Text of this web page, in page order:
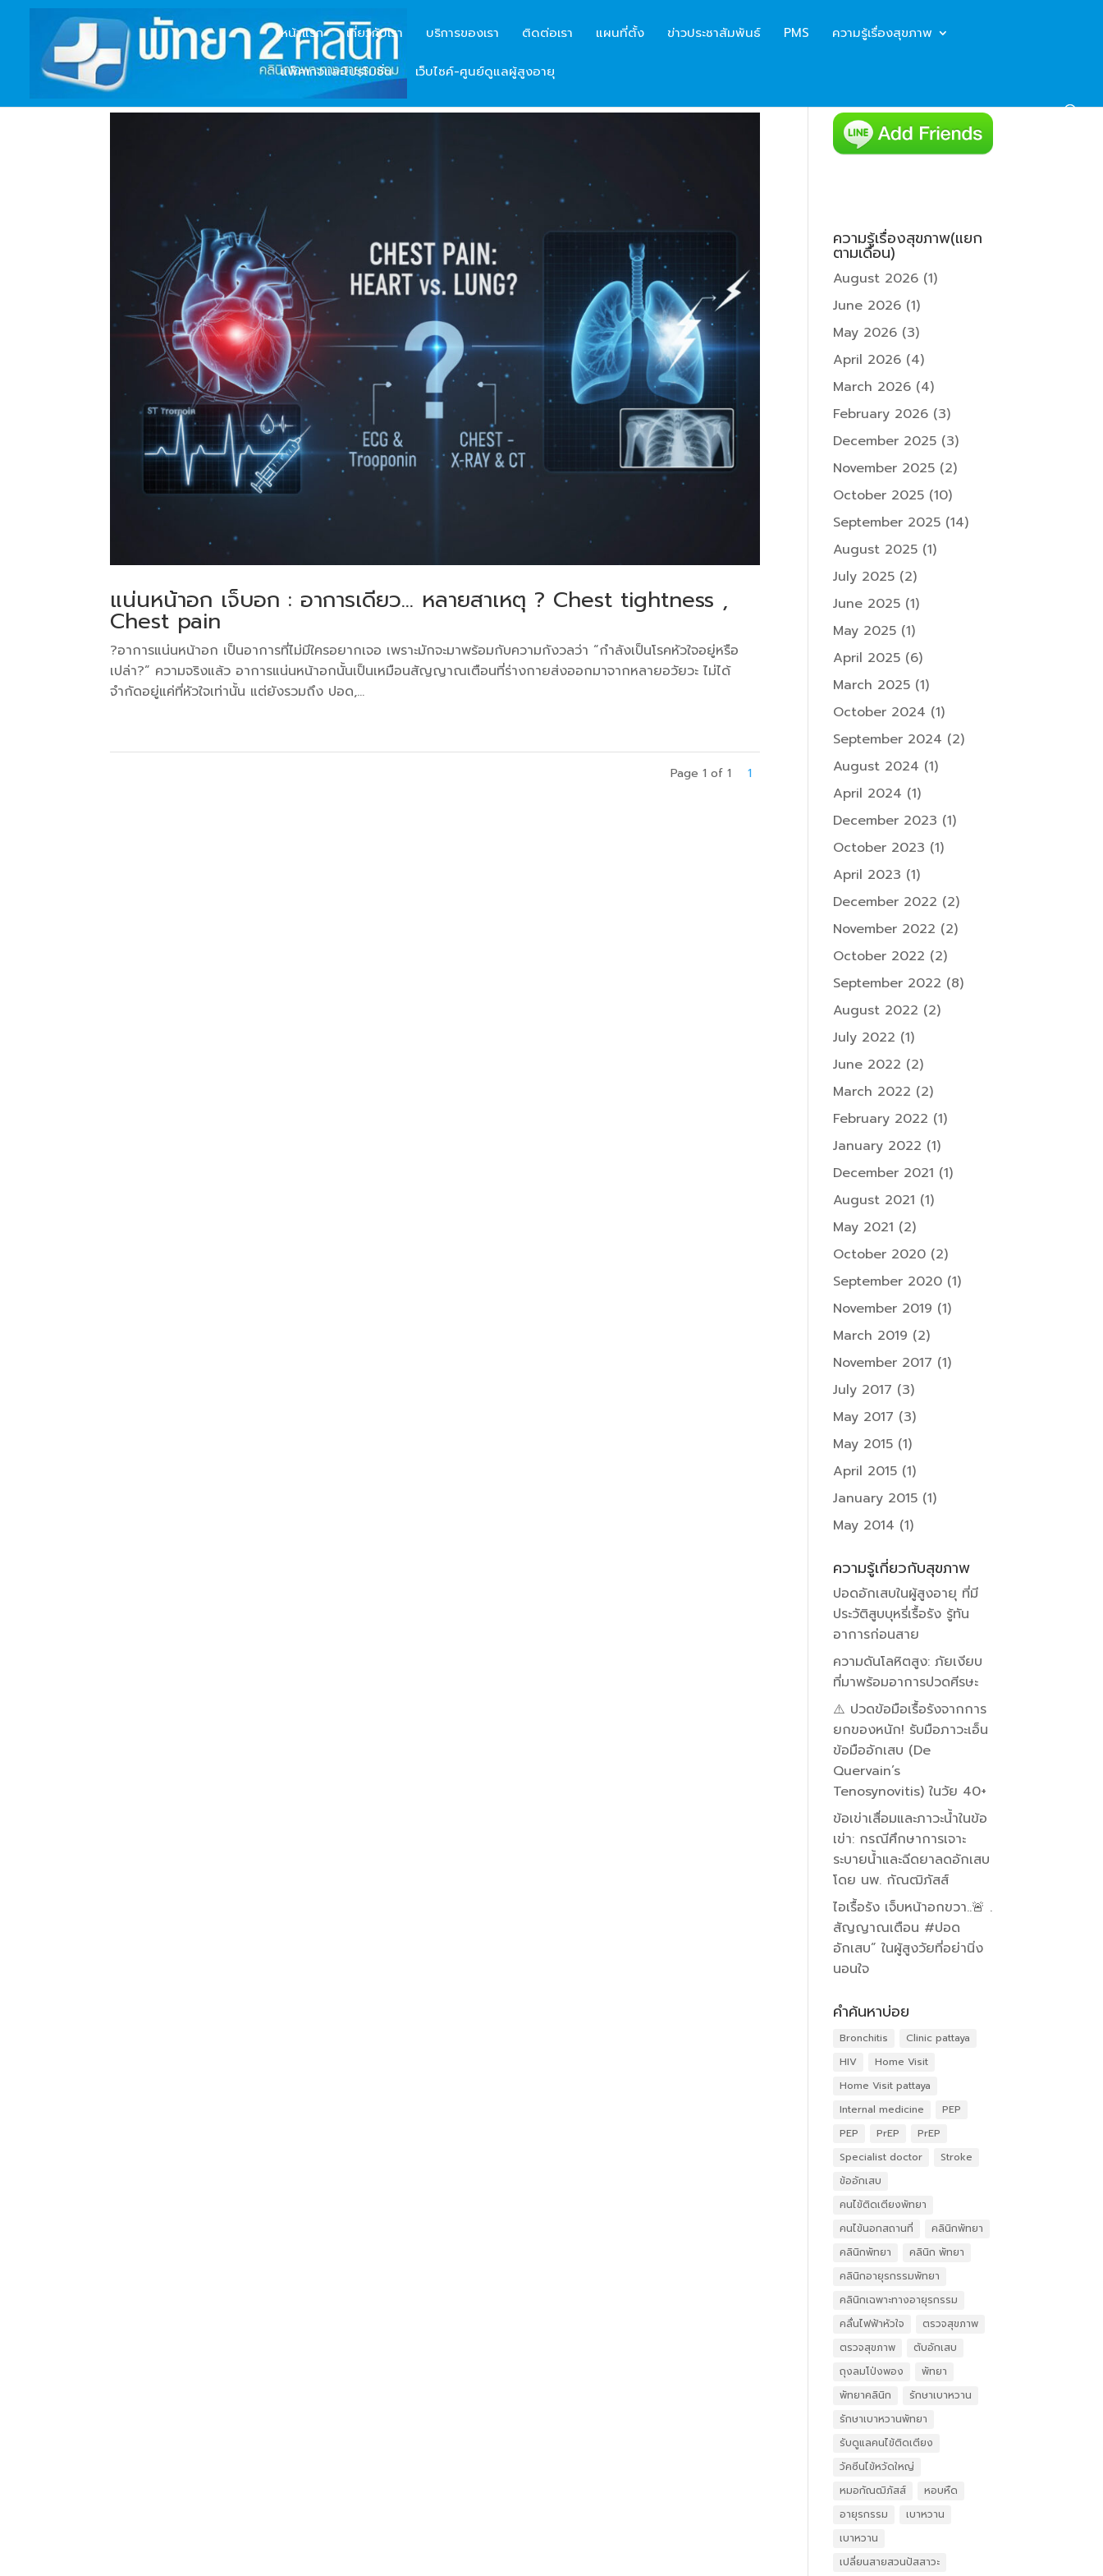
หน้าแรก เกี่ยวกับเรา บริการของเรา ติดต่อเรา แผนที่ตั้ง ข่าวประชาสัมพันธ์ PMS ความรู้เรื่องสุขภาพ
แพ็คเกจและโปรโมชั่น เว็บไซค์-ศูนย์ดูแลผู้สูงอายุ
แน่นหน้าอก เจ็บอก : อาการเดียว… หลายสาเหตุ ? Chest tightness ,
Chest pain
?อาการแน่นหน้าอก เป็นอาการที่ไม่มีใครอยากเจอ เพราะมักจะมาพร้อมกับความกังวลว่า “กำลังเป็นโรคหัวใจอยู่หรือ
เปล่า?” ความจริงแล้ว อาการแน่นหน้าอกนั้นเป็นเหมือนสัญญาณเตือนที่ร่างกายส่งออกมาจากหลายอวัยวะ ไม่ได้
จำกัดอยู่แค่ที่หัวใจเท่านั้น แต่ยังรวมถึง ปอด,...
Page 1 of 1 1
ความรู้เรื่องสุขภาพ(แยก
ตามเดือน)
August 2026 (1)
June 2026 (1)
May 2026 (3)
April 2026 (4)
March 2026 (4)
February 2026 (3)
December 2025 (3)
November 2025 (2)
October 2025 (10)
September 2025 (14)
August 2025 (1)
July 2025 (2)
June 2025 (1)
May 2025 (1)
April 2025 (6)
March 2025 (1)
October 2024 (1)
September 2024 (2)
August 2024 (1)
April 2024 (1)
December 2023 (1)
October 2023 (1)
April 2023 (1)
December 2022 (2)
November 2022 (2)
October 2022 (2)
September 2022 (8)
August 2022 (2)
July 2022 (1)
June 2022 (2)
March 2022 (2)
February 2022 (1)
January 2022 (1)
December 2021 (1)
August 2021 (1)
May 2021 (2)
October 2020 (2)
September 2020 (1)
November 2019 (1)
March 2019 (2)
November 2017 (1)
July 2017 (3)
May 2017 (3)
May 2015 (1)
April 2015 (1)
January 2015 (1)
May 2014 (1)
ความรู้เกี่ยวกับสุขภาพ
ปอดอักเสบในผู้สูงอายุ ที่มี
ประวัติสูบบุหรี่เรื้อรัง รู้ทัน
อาการก่อนสาย
ความดันโลหิตสูง: ภัยเงียบ
ที่มาพร้อมอาการปวดศีรษะ
⚠️ ปวดข้อมือเรื้อรังจากการ
ยกของหนัก! รับมือภาวะเอ็น
ข้อมืออักเสบ (De
Quervain’s
Tenosynovitis) ในวัย 40+
ข้อเข่าเสื่อมและภาวะน้ำในข้อ
เข่า: กรณีศึกษาการเจาะ
ระบายน้ำและฉีดยาลดอักเสบ
โดย นพ. กัณฒิภัสส์
ไอเรื้อรัง เจ็บหน้าอกขวา..🚨 .
สัญญาณเตือน #ปอด
อักเสบ” ในผู้สูงวัยที่อย่านิ่ง
นอนใจ
คำค้นหาบ่อย
Bronchitis
Clinic pattaya
HIV
Home Visit
Home Visit pattaya
Internal medicine
PEP
PEP
PrEP
PrEP
Specialist doctor
Stroke
ข้ออักเสบ
คนไข้ติดเตียงพัทยา
คนไข้นอกสถานที่
คลินิกพัทยา
คลินิกพัทยา
คลินิก พัทยา
คลินิกอายุรกรรมพัทยา
คลินิกเฉพาะทางอายุรกรรม
คลื่นไฟฟ้าหัวใจ
ตรวจสุขภาพ
ตรวจสุขภาพ
ตับอักเสบ
ถุงลมโป่งพอง
พัทยา
พัทยาคลินิก
รักษาเบาหวาน
รักษาเบาหวานพัทยา
รับดูแลคนไข้ติดเตียง
วัคซีนไข้หวัดใหญ่
หมอกัณฒิภัสส์
หอบหืด
อายุรกรรม
เบาหวาน
เบาหวาน
เปลี่ยนสายสวนปัสสาวะ